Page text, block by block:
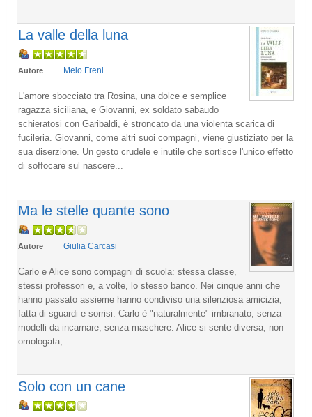
La valle della luna
Autore Melo Freni
L'amore sbocciato tra Rosina, una dolce e semplice
ragazza siciliana, e Giovanni, ex soldato sabaudo
schieratosi con Garibaldi, è stroncato da una violenta scarica di
fucileria. Giovanni, come altri suoi compagni, viene giustiziato per la
sua diserzione. Un gesto crudele e inutile che sortisce l'unico effetto
di soffocare sul nascere...
Ma le stelle quante sono
Autore Giulia Carcasi
Carlo e Alice sono compagni di scuola: stessa classe,
stessi professori e, a volte, lo stesso banco. Nei cinque anni che
hanno passato assieme hanno condiviso una silenziosa amicizia,
fatta di sguardi e sorrisi. Carlo è "naturalmente" imbranato, senza
modelli da incarnare, senza maschere. Alice si sente diversa, non
omologata,...
Solo con un cane